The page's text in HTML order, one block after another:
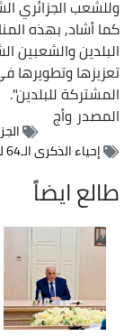
وللشعب الجزائري
كما أشاد, بهذه
البلدين والشعبين
تعزيزها وتطويرها
المشتركة للبلدين".
المصدروأج
إحياء الذكرى الـ64 لعيد الاستقلال
طالع ايضاً